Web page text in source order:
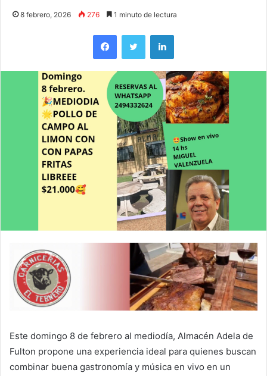
8 febrero, 2026 276 1 minuto de lectura
Este domingo 8 de febrero al mediodía, Almacén Adela de
Fulton propone una experiencia ideal para quienes buscan
combinar buena gastronomía y música en vivo en un